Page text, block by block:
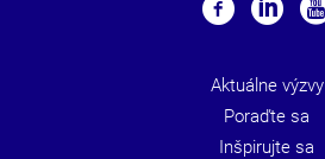
Aktuálne výzvy
Poraďte sa
Inšpirujte sa